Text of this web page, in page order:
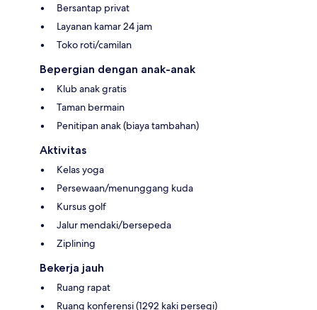
Bersantap privat
Layanan kamar 24 jam
Toko roti/camilan
Bepergian dengan anak-anak
Klub anak gratis
Taman bermain
Penitipan anak (biaya tambahan)
Aktivitas
Kelas yoga
Persewaan/menunggang kuda
Kursus golf
Jalur mendaki/bersepeda
Ziplining
Bekerja jauh
Ruang rapat
Ruang konferensi (1292 kaki persegi)